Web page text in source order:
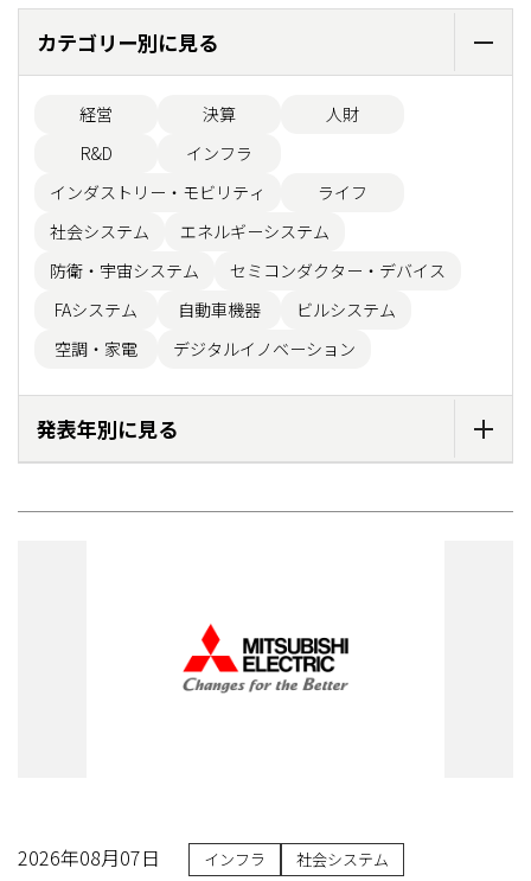
カテゴリー別に見る
経営 決算
人財
R&D
インフラ
インダストリー・モビリティ
ライフ
社会システム
エネルギーシステム
防衛・宇宙システム
セミコンダクター・デバイス
FAシステム
自動車機器
ビルシステム
空調・家電
デジタルイノベーション
発表年別に見る
2026年08月07日 インフラ 社会システム